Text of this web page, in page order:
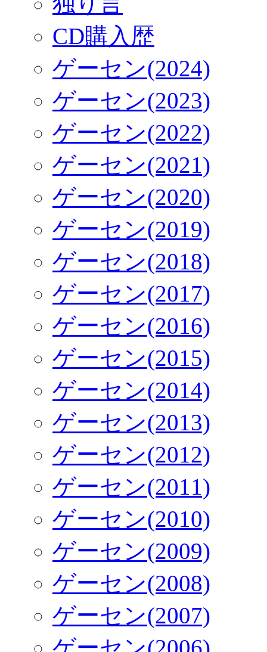
CD購入歴
ゲーセン(2024)
ゲーセン(2023)
ゲーセン(2022)
ゲーセン(2021)
ゲーセン(2020)
ゲーセン(2019)
ゲーセン(2018)
ゲーセン(2017)
ゲーセン(2016)
ゲーセン(2015)
ゲーセン(2014)
ゲーセン(2013)
ゲーセン(2012)
ゲーセン(2011)
ゲーセン(2010)
ゲーセン(2009)
ゲーセン(2008)
ゲーセン(2007)